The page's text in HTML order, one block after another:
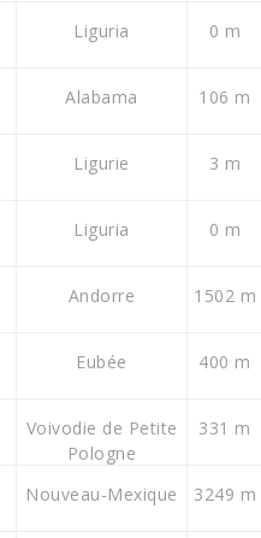
Liguria 0 m
Alabama 106 m
Ligurie 3 m
Liguria 0 m
Andorre 1502 m
Eubée 400 m
Voivodie de Petite
Pologne
331 m
Nouveau-Mexique 3249 m